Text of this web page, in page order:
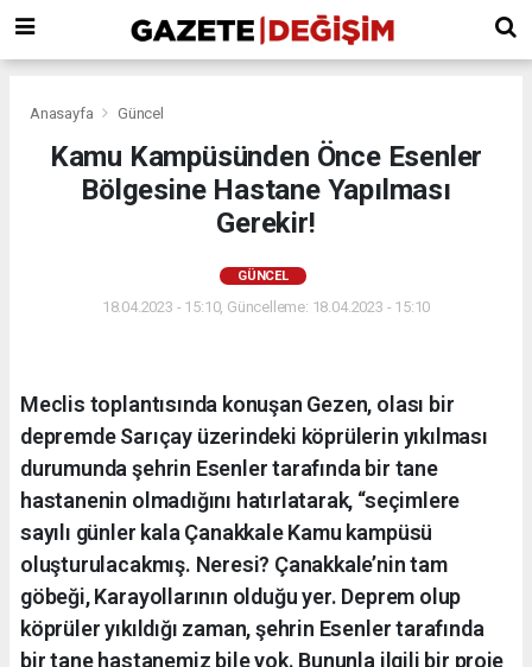
Anasayfa Güncel
Kamu Kampüsünden Önce Esenler
Bölgesine Hastane Yapılması
Gerekir!
GÜNCEL
18.04.2023 - 15:10, Güncelleme: 18.04.2023 - 15:10
Meclis toplantısında konuşan Gezen, olası bir
depremde Sarıçay üzerindeki köprülerin yıkılması
durumunda şehrin Esenler tarafında bir tane
hastanenin olmadığını hatırlatarak, “seçimlere
sayılı günler kala Çanakkale Kamu kampüsü
oluşturulacakmış. Neresi? Çanakkale’nin tam
göbeği, Karayollarının olduğu yer. Deprem olup
köprüler yıkıldığı zaman, şehrin Esenler tarafında
bir tane hastanemiz bile yok. Bununla ilgili bir proje